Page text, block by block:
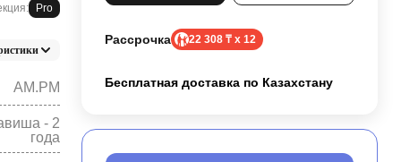
Pro
AM.PM
- 2
года
Рассрочка 22 308 ₸ x 12
Бесплатная доставка по Казахстану